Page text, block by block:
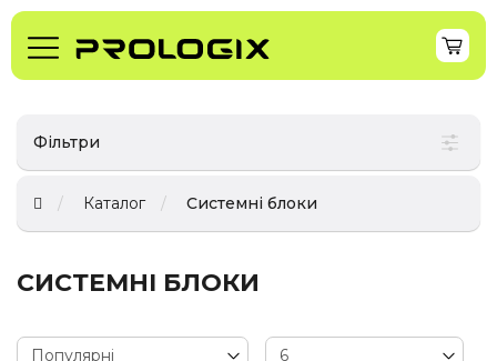
Фільтри
Каталог Системні блоки
СИСТЕМНІ БЛОКИ